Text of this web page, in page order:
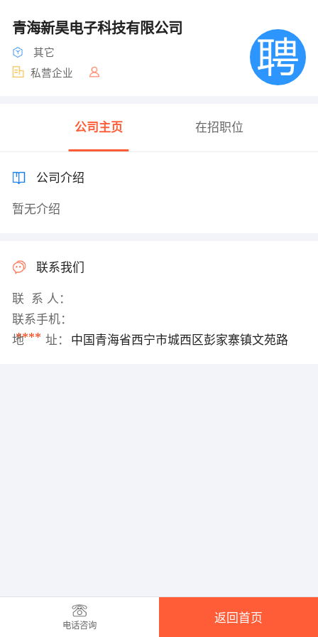
青海新昊电子科技有限公司
其它
私营企业
公司主页 在招职位
公司介绍
暂无介绍
联系我们
联 系 人：
联系手机：
****
地 址： 中国青海省西宁市城西区彭家寨镇文苑路
电话咨询
返回首页